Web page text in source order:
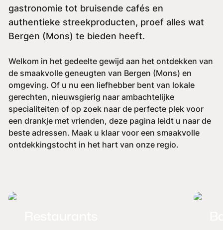
gastronomie tot bruisende cafés en
authentieke streekproducten, proef alles wat
Bergen (Mons) te bieden heeft.
Welkom in het gedeelte gewijd aan het ontdekken van
de smaakvolle geneugten van Bergen (Mons) en
omgeving. Of u nu een liefhebber bent van lokale
gerechten, nieuwsgierig naar ambachtelijke
specialiteiten of op zoek naar de perfecte plek voor
een drankje met vrienden, deze pagina leidt u naar de
beste adressen. Maak u klaar voor een smaakvolle
ontdekkingstocht in het hart van onze regio.